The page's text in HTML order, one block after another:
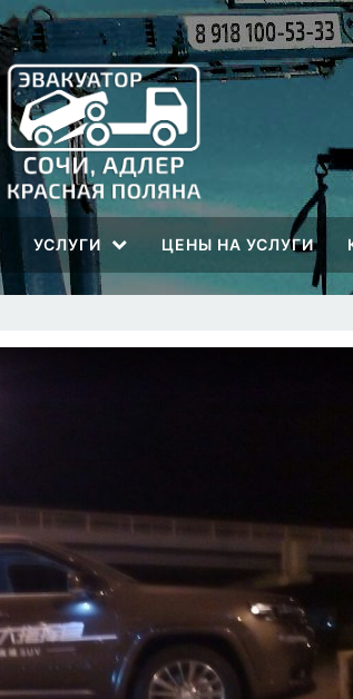
УСЛУГИ ЦЕНЫ НА УСЛУГИ